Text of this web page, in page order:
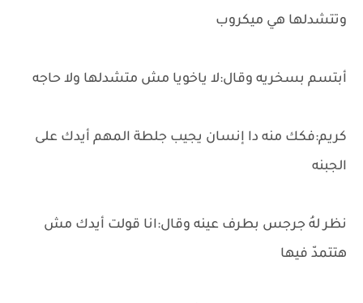
وتتشدلها هي ميكروب
أبتسم بسخريه وقال:لا ياخويا مش متشدلها ولا حاجه
كريم:فكك منه دا إنسان يجيب جلطة المهم أيدك على
الجبنه
نظر لهُ جرجس بطرف عينه وقال:انا قولت أيدك مش
هتتمدّ فيها